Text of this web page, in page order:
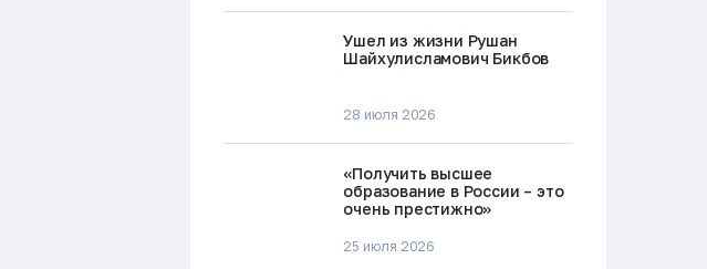
Ушел из жизни Рушан
Шайхулисламович Бикбов
28 июля 2026
«Получить высшее
образование в России – это
очень престижно»
25 июля 2026